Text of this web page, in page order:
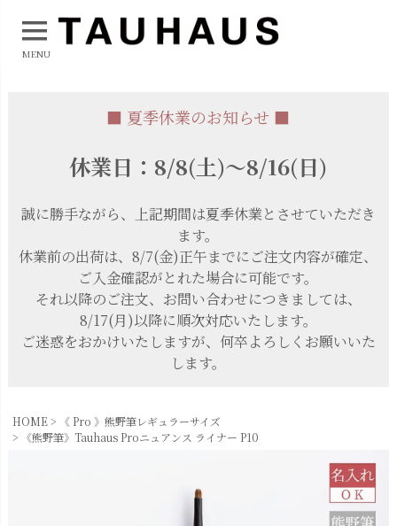
MENU
■ 夏季休業のお知らせ ■
休業日：8/8(土)～8/16(日)
誠に勝手ながら、上記期間は夏季休業とさせていただき
ます。
休業前の出荷は、8/7(金)正午までにご注文内容が確定、
ご入金確認がとれた場合に可能です。
それ以降のご注文、お問い合わせにつきましては、
8/17(月)以降に順次対応いたします。
ご迷惑をおかけいたしますが、何卒よろしくお願いいた
します。
HOME
《 Pro 》熊野筆レギュラーサイズ
《熊野筆》Tauhaus Proニュアンス ライナー P10